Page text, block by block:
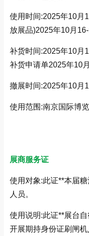
使用时间:2025年10月
放展品)2025年10月
补货时间:2025年10月
补货申请单2025年10
撤展时间:2025年10月
使用范围:南京国际博
展商服务证
使用对象:此证**本届
人员。
使用说明:此证**展台
开展期持身份证刷闸